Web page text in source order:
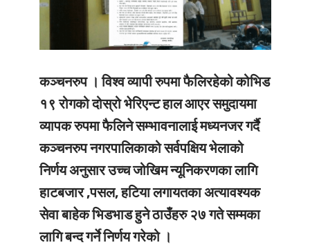
कञ्चनरुप । विश्व व्यापी रुपमा फैलिरहेको कोभिड
१९ रोगको दोस्रो भेरिएन्ट हाल आएर समुदायमा
व्यापक रुपमा फैलिने सम्भावनालाई मध्यनजर गर्दै
कञ्चनरुप नगरपालिकाको सर्वपक्षिय भेलाको
निर्णय अनुसार उच्च जोखिम न्यूनिकरणका लागि
हाटबजार ,पसल, हटिया लगायतका अत्यावश्यक
सेवा बाहेक भिडभाड हुने ठाउँहरु २७ गते सम्मका
लागि बन्द गर्ने निर्णय गरेको ।